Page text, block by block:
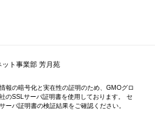
ト事業部 芳月苑
報の暗号化と実在性の証明のため、GMOグロ
のSSLサーバ証明書を使用しております。 セ
ーバ証明書の検証結果をご確認ください。